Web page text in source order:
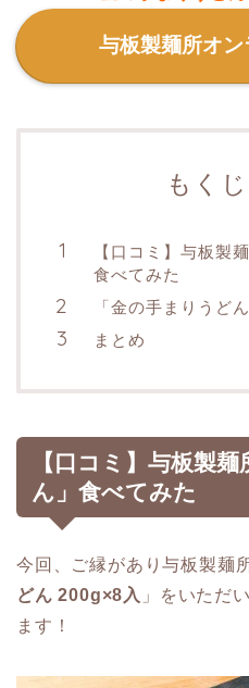
与板製麺所オ
もくじ
【口コミ】与板製
食べてみた
「金の手まりうど
まとめ
【口コミ】与板製
ん」食べてみた
今回、ご縁があり与板製麺
どん 200g×8入 」をいただ
ます！